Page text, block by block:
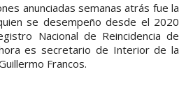
anunciadas semanas atrás fue la
se desempeño desde el 2020
Nacional de Reincidencia de
es secretario de Interior de la
Francos.